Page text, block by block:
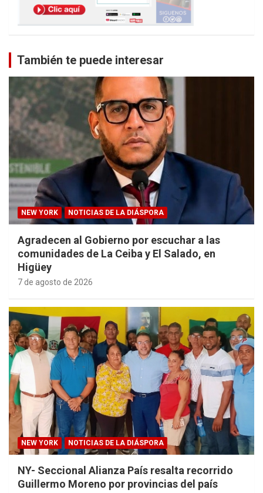
También te puede interesar
NEW YORK NOTICIAS DE LA DIÁSPORA
Agradecen al Gobierno por escuchar a las
comunidades de La Ceiba y El Salado, en
Higüey
7 de agosto de 2026
NEW YORK NOTICIAS DE LA DIÁSPORA
NY- Seccional Alianza País resalta recorrido
Guillermo Moreno por provincias del país